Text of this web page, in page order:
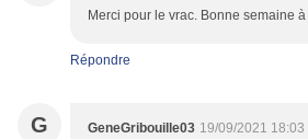
Merci pour le vrac. Bonne semaine
Répondre
G GeneGribouille03 19/09/2021 18:03